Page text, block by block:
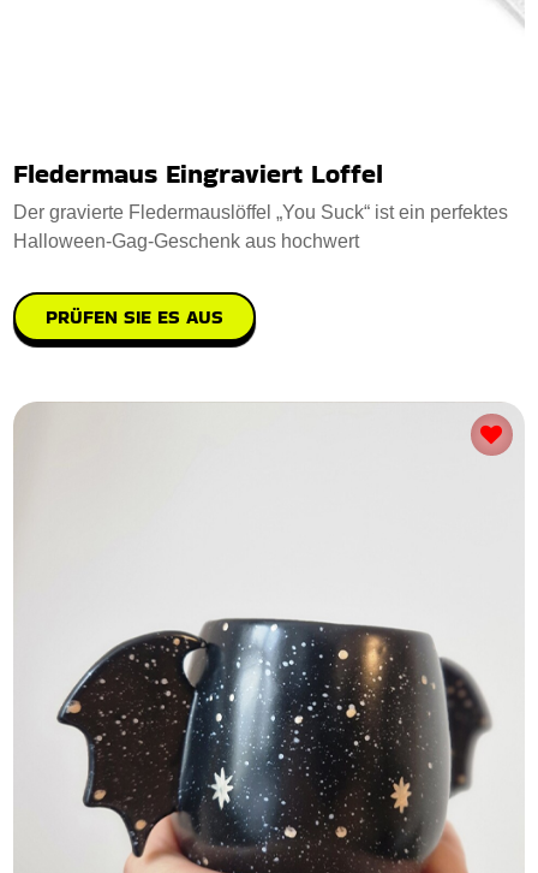
Fledermaus Eingraviert Loffel
Der gravierte Fledermauslöffel „You Suck“ ist ein perfektes
Halloween-Gag-Geschenk aus hochwert
PRÜFEN SIE ES AUS